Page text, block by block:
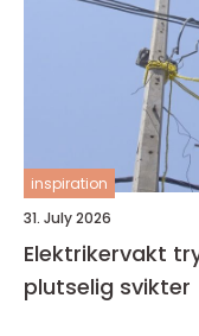
inspiration
31. July 2026
Elektrikervakt trygg hjelp når strømmen
plutselig svikter